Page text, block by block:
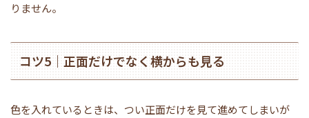
りません。
コツ5｜正面だけでなく横からも見る
色を入れているときは、つい正面だけを見て進めてしまいが